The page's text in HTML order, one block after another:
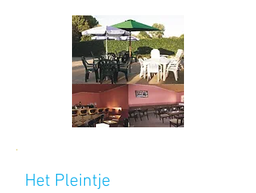
Het Pleintje